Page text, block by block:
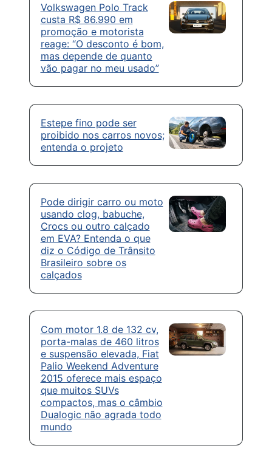
Volkswagen Polo Track
custa R$ 86.990 em
promoção e motorista
reage: “O desconto é bom,
mas depende de quanto
vão pagar no meu usado”
Estepe fino pode ser
proibido nos carros novos;
entenda o projeto
Pode dirigir carro ou moto
usando clog, babuche,
Crocs ou outro calçado
em EVA? Entenda o que
diz o Código de Trânsito
Brasileiro sobre os
calçados
Com motor 1.8 de 132 cv,
porta-malas de 460 litros
e suspensão elevada, Fiat
Palio Weekend Adventure
2015 oferece mais espaço
que muitos SUVs
compactos, mas o câmbio
Dualogic não agrada todo
mundo